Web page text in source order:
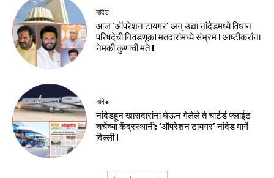
नांदेड
आज ‘ऑपरेशन टायगर’ अन् उद्या नांदेडमध्ये विधान
परिषदेची निवडणूक! मतदारांमध्ये संभ्रम ! आष्टीकरांना
नेमकी कुणाची मते !
नांदेड
नांदेडहून खासदारांना घेऊन गेलेले ते चार्टर्ड फ्लाईट
चर्चेच्या केंद्रस्थानी; ‘ऑपरेशन टायगर’ नांदेड मार्गे
दिल्ली !